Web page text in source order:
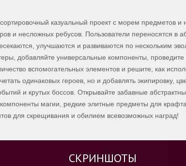
казуальный проект с морем предметов и
и несложных ребусов. Пользователи переносятся в
улучшаются и развиваются по нескольким
добавляйте универсальные компоненты,
вспомогательных элементов и решите, как
одинаковых героев, но и добавлять экипировку,
и крутых боссов. Открывайте забавные
магии, редкие элитные предметы для крафта
для скрещивания и обилием всевозможных наград!
СКРИНШОТЫ